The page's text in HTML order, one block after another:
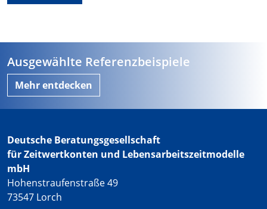
Ausgewählte Referenzbeispiele
Mehr entdecken
Deutsche Beratungsgesellschaft
für Zeitwertkonten und Lebensarbeitszeitmodelle
mbH
Hohenstraufenstraße 49
73547 Lorch